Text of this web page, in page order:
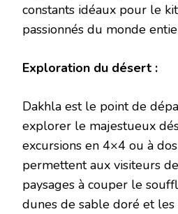
constants idéaux pour le
passionnés du monde
Exploration du désert :
Dakhla est le point de
explorer le majestueux
excursions en 4×4 ou à
permettent aux visiteurs
paysages à couper le
dunes de sable doré et les